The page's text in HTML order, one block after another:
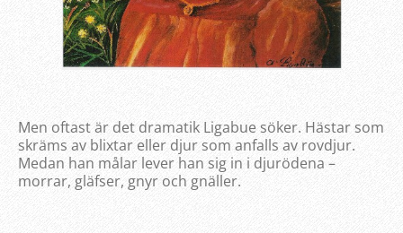
Men oftast är det dramatik Ligabue söker. Hästar som
skräms av blixtar eller djur som anfalls av rovdjur.
Medan han målar lever han sig in i djurödena –
morrar, gläfser, gnyr och gnäller.